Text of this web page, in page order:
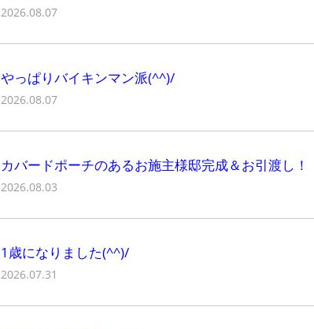
2026.08.07
やっぱりバイキンマン派(^^)/
2026.08.07
カバードポーチのあるお施主様邸完成＆お引渡し！
2026.08.03
1歳になりました(^^)/
2026.07.31